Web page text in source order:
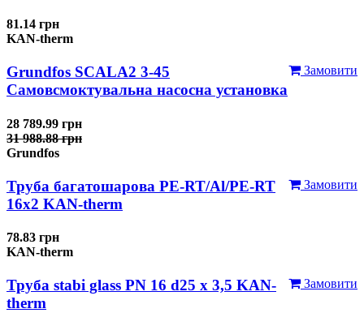
81.14 грн
KAN-therm
Замовити
Grundfos SCALA2 3-45
Самовсмоктувальна насосна установка
28 789.99 грн
31 988.88 грн
Grundfos
Замовити
Труба багатошарова PE-RT/Al/PE-RT
16x2 KAN-therm
78.83 грн
KAN-therm
Замовити
Труба stabi glass PN 16 d25 х 3,5 KAN-
therm